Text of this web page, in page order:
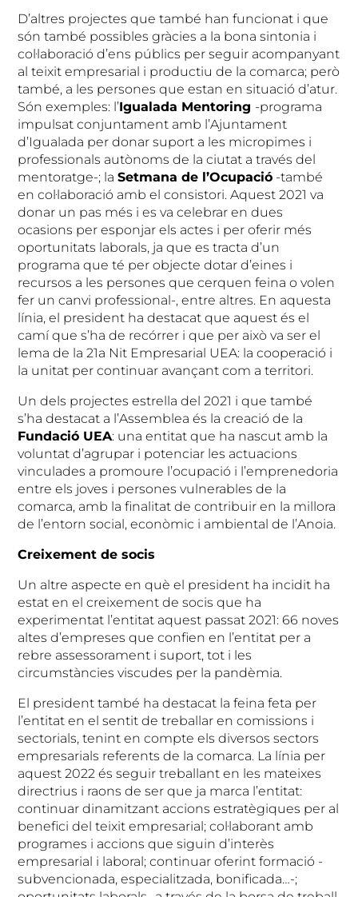
D’altres projectes que també han funcionat i que
són també possibles gràcies a la bona sintonia i
col·laboració d’ens públics per seguir acompanyant
al teixit empresarial i productiu de la comarca; però
també, a les persones que estan en situació d’atur.
Són exemples: l’Igualada Mentoring -programa
impulsat conjuntament amb l’Ajuntament
d’Igualada per donar suport a les micropimes i
professionals autònoms de la ciutat a través del
mentoratge-; laSetmana de l’Ocupació -també
en col·laboració amb el consistori. Aquest 2021 va
donar un pas més i es va celebrar en dues
ocasions per esponjar els actes i per oferir més
oportunitats laborals, ja que es tracta d’un
programa que té per objecte dotar d’eines i
recursos a les persones que cerquen feina o volen
fer un canvi professional-, entre altres. En aquesta
línia, el president ha destacat que aquest és el
camí que s’ha de recórrer i que per això va ser el
lema de la 21a Nit Empresarial UEA: la cooperació i
la unitat per continuar avançant com a territori.
Un dels projectes estrella del 2021 i que també
s’ha destacat a l’Assemblea és la creació de la
Fundació UEA: una entitat que ha nascut amb la
voluntat d’agrupar i potenciar les actuacions
vinculades a promoure l’ocupació i l’emprenedoria
entre els joves i persones vulnerables de la
comarca, amb la finalitat de contribuir en la millora
de l’entorn social, econòmic i ambiental de l’Anoia.
Creixement de socis
Un altre aspecte en què el president ha incidit ha
estat en el creixement de socis que ha
experimentat l’entitat aquest passat 2021: 66 noves
altes d’empreses que confien en l’entitat per a
rebre assessorament i suport, tot i les
circumstàncies viscudes per la pandèmia.
El president també ha destacat la feina feta per
l’entitat en el sentit de treballar en comissions i
sectorials, tenint en compte els diversos sectors
empresarials referents de la comarca. La línia per
aquest 2022 és seguir treballant en les mateixes
directrius i raons de ser que ja marca l’entitat:
continuar dinamitzant accions estratègiques per al
benefici del teixit empresarial; col·laborant amb
programes i accions que siguin d’interès
empresarial i laboral; continuar oferint formació -
subvencionada, especialitzada, bonificada…-;